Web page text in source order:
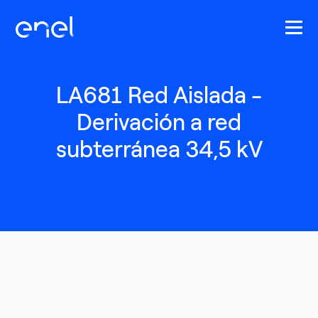
LA681 Red Aislada -
Derivación a red
subterránea 34,5 kV